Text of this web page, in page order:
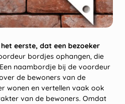
eerste, dat een bezoeker
bordjes ophangen, die
naambordje bij de voordeur
de bewoners van de
wonen en vertellen vaak ook
van de bewoners. Omdat